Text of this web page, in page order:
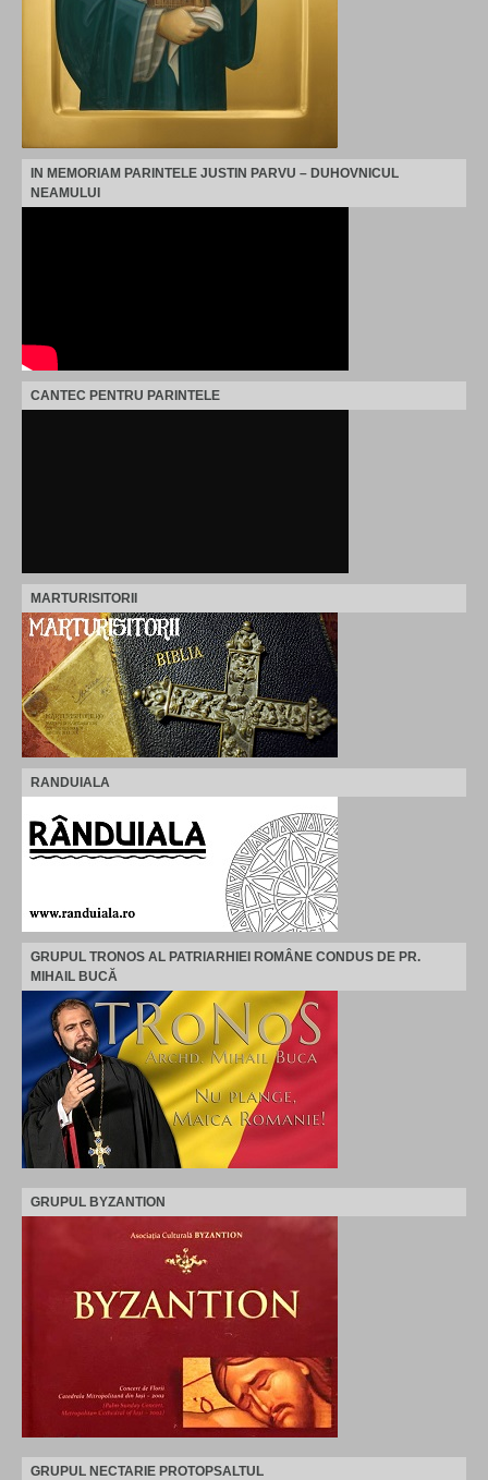
IN MEMORIAM PARINTELE JUSTIN PARVU – DUHOVNICUL
NEAMULUI
CANTEC PENTRU PARINTELE
MARTURISITORII
RANDUIALA
GRUPUL TRONOS AL PATRIARHIEI ROMÂNE CONDUS DE PR.
MIHAIL BUCĂ
GRUPUL BYZANTION
GRUPUL NECTARIE PROTOPSALTUL